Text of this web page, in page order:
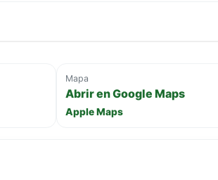
Mapa
Abrir en Google Maps
Apple Maps